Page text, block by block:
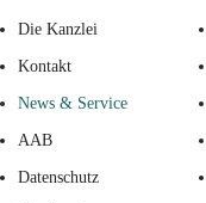
Die Kanzlei
Kontakt
News & Service
AAB
Datenschutz